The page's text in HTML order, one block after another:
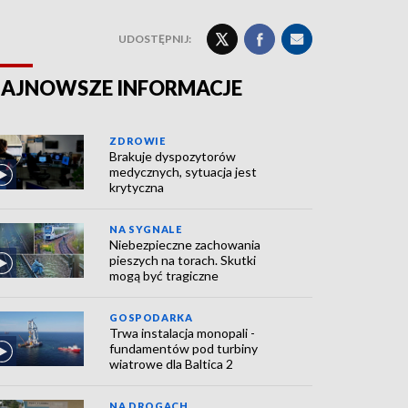
UDOSTĘPNIJ:
INFORMACJE
ZDROWIE
Brakuje dyspozytorów
medycznych, sytuacja jest
krytyczna
NA SYGNALE
Niebezpieczne zachowania
pieszych na torach. Skutki
mogą być tragiczne
GOSPODARKA
Trwa instalacja monopali -
fundamentów pod turbiny
wiatrowe dla Baltica 2